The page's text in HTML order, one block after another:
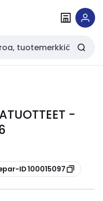
-
ID 100015097